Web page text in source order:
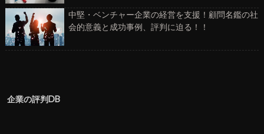
中堅・ベンチャー企業の経営を支援！顧問名鑑の社
会的意義と成功事例、評判に迫る！！
企業の評判DB